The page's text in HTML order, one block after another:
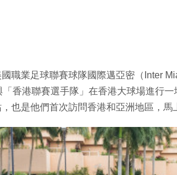
職業足球聯賽球隊國際邁亞密（Inter
香港聯賽選手隊」在香港大球場進行
也是他們首次訪問香港和亞洲地區，馬